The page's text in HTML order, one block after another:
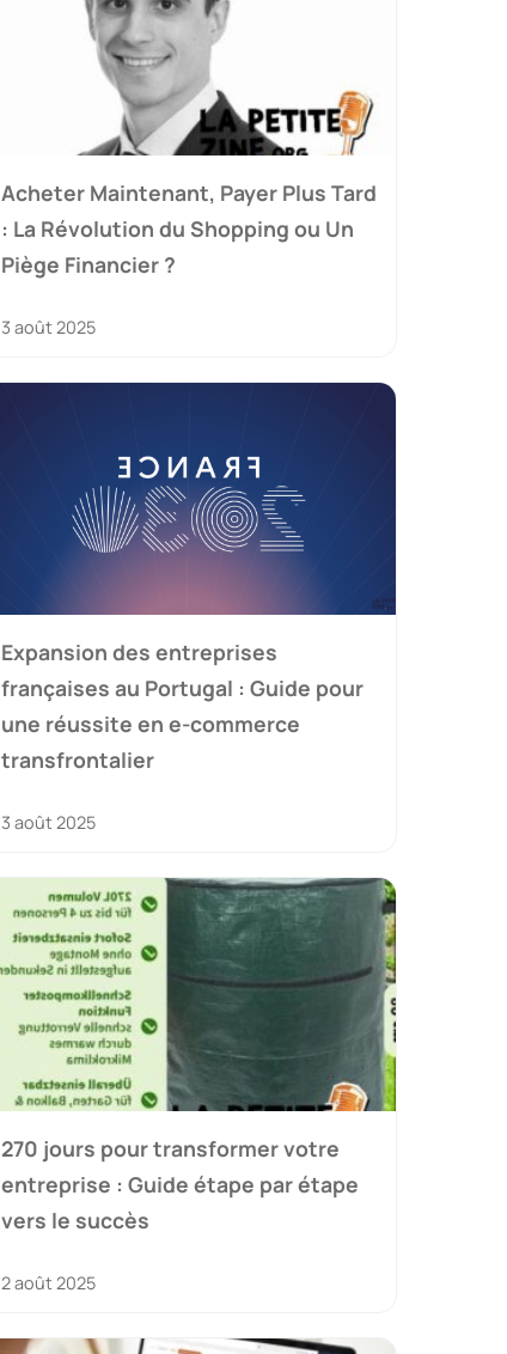
Acheter Maintenant, Payer Plus Tard
: La Révolution du Shopping ou Un
Piège Financier ?
3 août 2025
Expansion des entreprises
françaises au Portugal : Guide pour
une réussite en e-commerce
transfrontalier
3 août 2025
270 jours pour transformer votre
entreprise : Guide étape par étape
vers le succès
2 août 2025